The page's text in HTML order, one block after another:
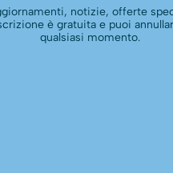
notizie, offerte
è gratuita e puoi
qualsiasi momento.